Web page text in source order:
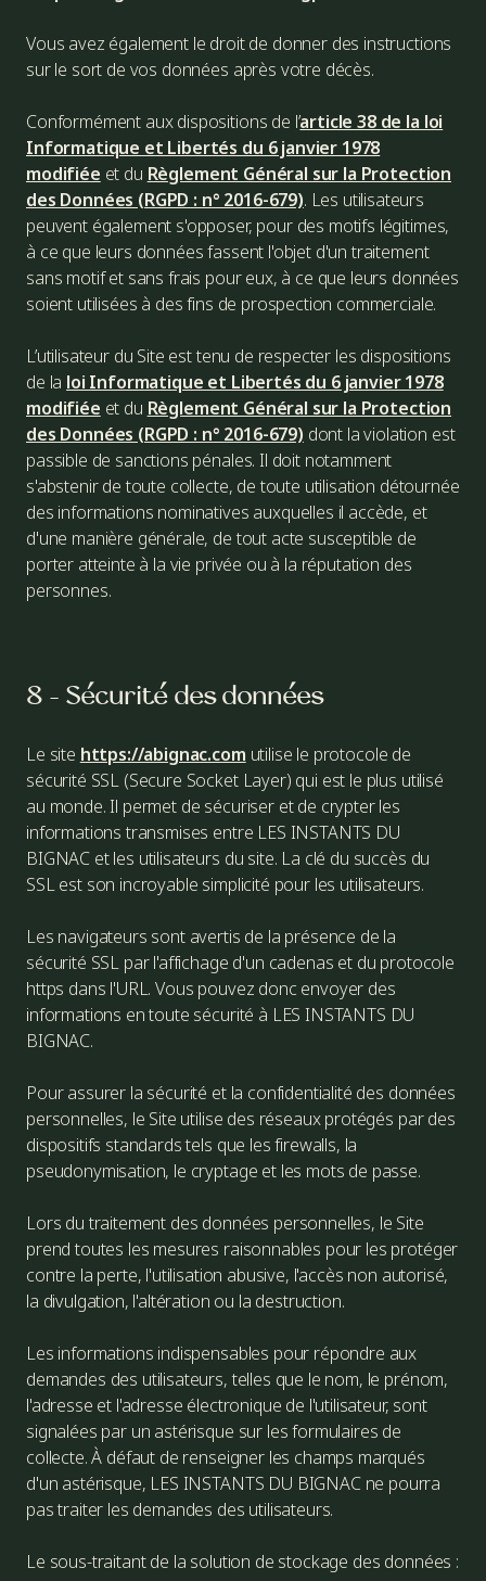
Vous avez également le droit de donner des instructions
sur le sort de vos données après votre décès.
Conformément aux dispositions de l’article 38 de la loi
Informatique et Libertés du 6 janvier 1978
modifiée et du Règlement Général sur la Protection
des Données (RGPD : n° 2016-679). Les utilisateurs
peuvent également s'opposer, pour des motifs légitimes,
à ce que leurs données fassent l'objet d'un traitement
sans motif et sans frais pour eux, à ce que leurs données
soient utilisées à des fins de prospection commerciale.
L’utilisateur du Site est tenu de respecter les dispositions
de la loi Informatique et Libertés du 6 janvier 1978
modifiée et du Règlement Général sur la Protection
des Données (RGPD : n° 2016-679) dont la violation est
passible de sanctions pénales. Il doit notamment
s'abstenir de toute collecte, de toute utilisation détournée
des informations nominatives auxquelles il accède, et
d'une manière générale, de tout acte susceptible de
porter atteinte à la vie privée ou à la réputation des
personnes.
8 - Sécurité des données
Le site https://abignac.com utilise le protocole de
sécurité SSL (Secure Socket Layer) qui est le plus utilisé
au monde. Il permet de sécuriser et de crypter les
informations transmises entre LES INSTANTS DU
BIGNAC et les utilisateurs du site. La clé du succès du
SSL est son incroyable simplicité pour les utilisateurs.
Les navigateurs sont avertis de la présence de la
sécurité SSL par l'affichage d'un cadenas et du protocole
https dans l'URL. Vous pouvez donc envoyer des
informations en toute sécurité à LES INSTANTS DU
BIGNAC.
Pour assurer la sécurité et la confidentialité des données
personnelles, le Site utilise des réseaux protégés par des
dispositifs standards tels que les firewalls, la
pseudonymisation, le cryptage et les mots de passe.
Lors du traitement des données personnelles, le Site
prend toutes les mesures raisonnables pour les protéger
contre la perte, l'utilisation abusive, l'accès non autorisé,
la divulgation, l'altération ou la destruction.
Les informations indispensables pour répondre aux
demandes des utilisateurs, telles que le nom, le prénom,
l'adresse et l'adresse électronique de l'utilisateur, sont
signalées par un astérisque sur les formulaires de
collecte. À défaut de renseigner les champs marqués
d'un astérisque, LES INSTANTS DU BIGNAC ne pourra
pas traiter les demandes des utilisateurs.
Le sous-traitant de la solution de stockage des données :